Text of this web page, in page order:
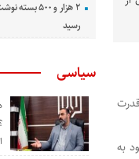
به
۲ هزار و ۵۰۰
رسید
سیاسی